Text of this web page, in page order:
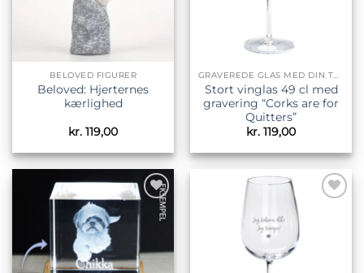
BELOVED FIGURER
Beloved: Hjerternes
kærlighed
kr. 119,00
GRAVEREDE GLAS MED DIN TEKST
Stort vinglas 49 cl med
gravering “Corks are for
Quitters”
kr. 119,00
ønskeliste
ønskeliste